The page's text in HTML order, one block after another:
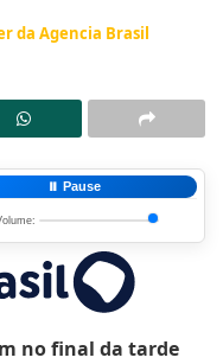
da Agencia Brasil
⏸️ Pause
no final da tarde